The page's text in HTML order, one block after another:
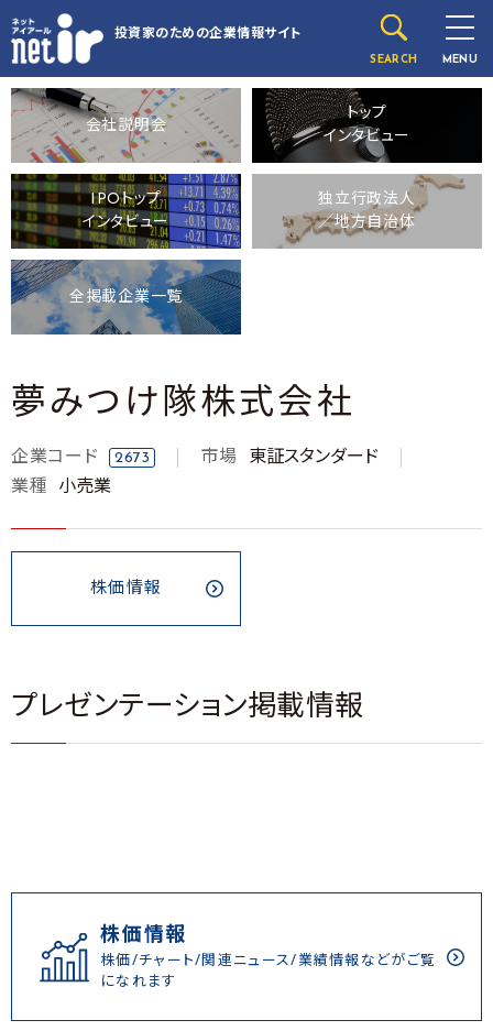
投資家のための企業情報サイト
SEARCH MENU
会社説明会
トップ
インタビュー
IPOトップ
インタビュー
独立行政法人
／地方自治体
全掲載企業一覧
夢みつけ隊株式会社
企業コード 2673 市場
東証スタンダード
業種
小売業
株価情報
プレゼンテーション掲載情報
株価情報
株価/チャート/関連ニュース/業績情報などがご覧
になれます